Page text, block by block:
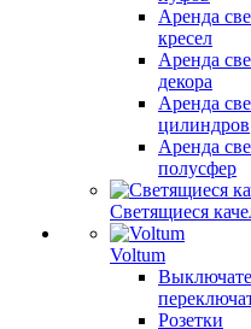
Аренда
кресел
Аренда
декора
Аренда
цилиндров
Аренда
полусфер
Светящиеся
Voltum
Розетки